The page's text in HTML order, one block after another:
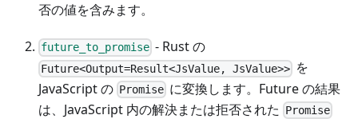
否の値を含みます。
future_to_promise - Rust の
Future<Output=Result<JsValue, JsValue>> を
JavaScript の Promise に変換します。Future の結果
は、JavaScript 内の解決または拒否された
Promise